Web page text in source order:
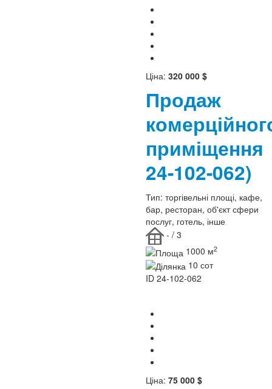
Ціна: 320 000 $
Продаж
24-102-062)
Тип: торгівельні площі, кафе,
бар, ресторан, об'єкт сфери
послуг, готель, інше
- / 3
1000 м2
10 сот
ID 24-102-062
Ціна: 75 000 $